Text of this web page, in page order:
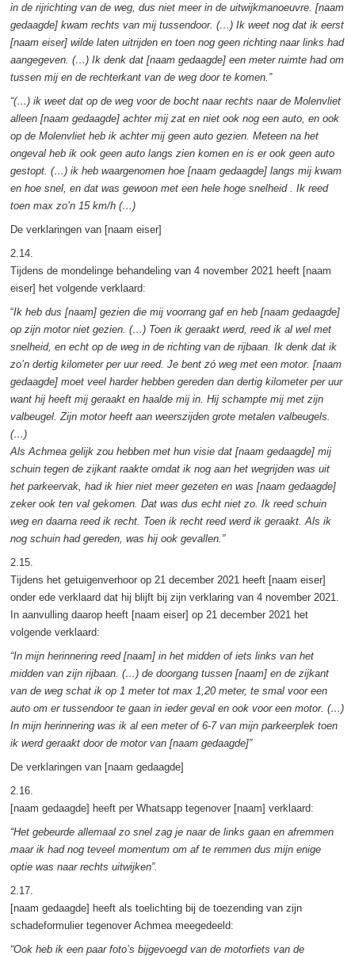
in de rijrichting van de weg, dus niet meer in de uitwijkmanoeuvre. [naam
gedaagde] kwam rechts van mij tussendoor. (…) Ik weet nog dat ik eerst
[naam eiser] wilde laten uitrijden en toen nog geen richting naar links had
aangegeven. (…) Ik denk dat [naam gedaagde] een meter ruimte had om
tussen mij en de rechterkant van de weg door te komen.”
“(…) ik weet dat op de weg voor de bocht naar rechts naar de Molenvliet
alleen [naam gedaagde] achter mij zat en niet ook nog een auto, en ook
op de Molenvliet heb ik achter mij geen auto gezien. Meteen na het
ongeval heb ik ook geen auto langs zien komen en is er ook geen auto
gestopt. (…) ik heb waargenomen hoe [naam gedaagde] langs mij kwam
en hoe snel, en dat was gewoon met een hele hoge snelheid . Ik reed
toen max zo’n 15 km/h (…)
De verklaringen van [naam eiser]
2.14.
Tijdens de mondelinge behandeling van 4 november 2021 heeft [naam
eiser] het volgende verklaard:
“Ik heb dus [naam] gezien die mij voorrang gaf en heb [naam gedaagde]
op zijn motor niet gezien. (…) Toen ik geraakt werd, reed ik al wel met
snelheid, en echt op de weg in de richting van de rijbaan. Ik denk dat ik
zo’n dertig kilometer per uur reed. Je bent zó weg met een motor. [naam
gedaagde] moet veel harder hebben gereden dan dertig kilometer per uur
want hij heeft mij geraakt en haalde mij in. Hij schampte mij met zijn
valbeugel. Zijn motor heeft aan weerszijden grote metalen valbeugels.
(…)
Als Achmea gelijk zou hebben met hun visie dat [naam gedaagde] mij
schuin tegen de zijkant raakte omdat ik nog aan het wegrijden was uit
het parkeervak, had ik hier niet meer gezeten en was [naam gedaagde]
zeker ook ten val gekomen. Dat was dus echt niet zo. Ik reed schuin
weg en daarna reed ik recht. Toen ik recht reed werd ik geraakt. Als ik
nog schuin had gereden, was hij ook gevallen.”
2.15.
Tijdens het getuigenverhoor op 21 december 2021 heeft [naam eiser]
onder ede verklaard dat hij blijft bij zijn verklaring van 4 november 2021.
In aanvulling daarop heeft [naam eiser] op 21 december 2021 het
volgende verklaard:
“In mijn herinnering reed [naam] in het midden of iets links van het
midden van zijn rijbaan. (…) de doorgang tussen [naam] en de zijkant
van de weg schat ik op 1 meter tot max 1,20 meter, te smal voor een
auto om er tussendoor te gaan in ieder geval en ook voor een motor. (…)
In mijn herinnering was ik al een meter of 6-7 van mijn parkeerplek toen
ik werd geraakt door de motor van [naam gedaagde]”
De verklaringen van [naam gedaagde]
2.16.
[naam gedaagde] heeft per Whatsapp tegenover [naam] verklaard:
“Het gebeurde allemaal zo snel zag je naar de links gaan en afremmen
maar ik had nog teveel momentum om af te remmen dus mijn enige
optie was naar rechts uitwijken”.
2.17.
[naam gedaagde] heeft als toelichting bij de toezending van zijn
schadeformulier tegenover Achmea meegedeeld:
“Ook heb ik een paar foto’s bijgevoegd van de motorfiets van de